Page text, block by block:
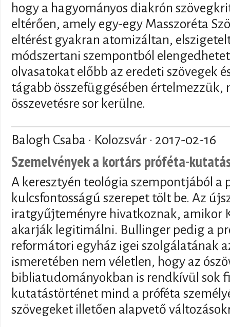
hogy a hagyományos diakrón
eltérően, amely egy-egy Masszoréta
eltérést gyakran atomizáltan,
módszertani szempontból
olvasatokat előbb az eredeti szövegek
tágabb összefüggésében értelmezzük,
összevetésre sor kerülne.
Balogh Csaba · Kolozsvár · 2017-02-16
Szemelvények a kortárs próféta-
A keresztyén teológia szempontjából a
kulcsfontosságú szerepet tölt be. Az
iratgyűjteményre hivatkoznak, amikor
akarják legitimálni. Bullinger pedig a
reformátori egyház igei szolgálatának
ismeretében nem véletlen, hogy az
bibliatudományokban is rendkívül sok
kutatástörténet mind a próféta
szövegeket illetően alapvető